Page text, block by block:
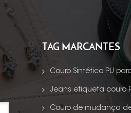
TAG MARCANTES
Couro Sintético PU
Jeans etiqueta couro
Couro de mudança